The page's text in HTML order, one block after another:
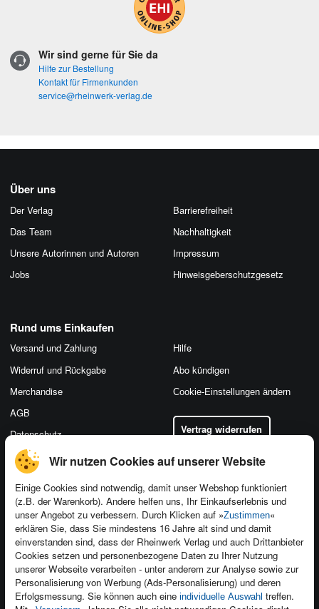
Wir nutzen Cookies auf unserer Website
Einige Cookies sind notwendig, damit unser Webshop funktioniert
(z.B. der Warenkorb). Andere helfen uns, Ihr Einkaufserlebnis und
unser Angebot zu verbessern. Durch Klicken auf »Zustimmen«
erklären Sie, dass Sie mindestens 16 Jahre alt sind und damit
einverstanden sind, dass der Rheinwerk Verlag und auch Drittanbieter
Cookies setzen und personenbezogene Daten zu Ihrer Nutzung
unserer Webseite verarbeiten - unter anderem zur Analyse sowie zur
Personalisierung von Werbung (Ads-Personalisierung) und deren
Erfolgsmessung. Sie können auch eine individuelle Auswahl treffen.
Wir sind gerne für Sie da
Hilfe zur Bestellung
Kontakt für Firmenkunden
service@rheinwerk-verlag.de
Über uns
Der Verlag
Das Team
Unsere Autorinnen und Autoren
Jobs
Barrierefreiheit
Nachhaltigkeit
Impressum
Hinweis­geber­schutz­gesetz
Kontakt
Newsletter
Für Unternehmen
Presseservice
Dozentenservice
Produktfeedback
Foreign Rights
Ein Buch schreiben
Rund ums Einkaufen
Versand und Zahlung
Widerruf und Rückgabe
Merchandise
AGB
Datenschutz
Hilfe
Abo kündigen
Cookie-Einstellungen ändern
Vertrag widerrufen